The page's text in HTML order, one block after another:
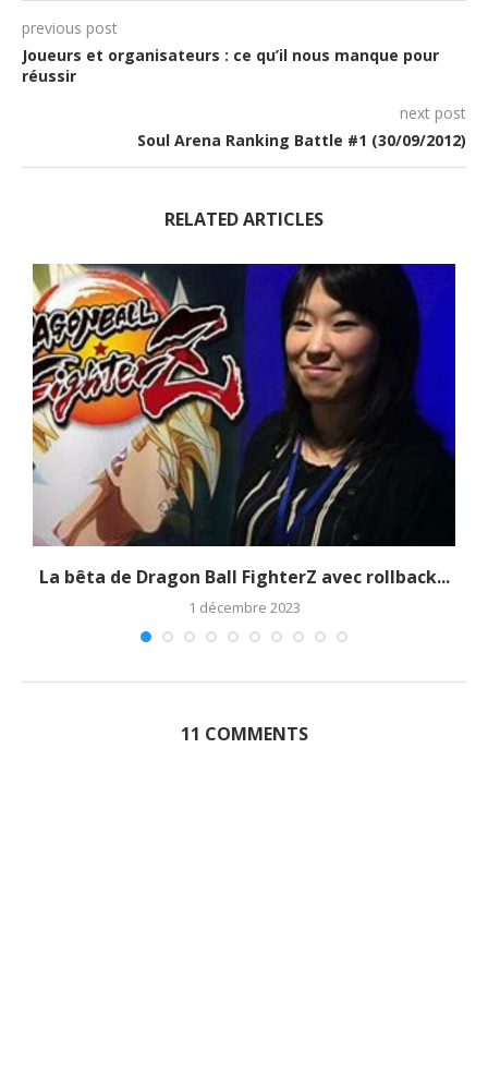
previous post
Joueurs et organisateurs : ce qu’il nous manque pour
réussir
next post
Soul Arena Ranking Battle #1 (30/09/2012)
RELATED ARTICLES
La bêta de Dragon Ball FighterZ avec rollback...
1 décembre 2023
11 COMMENTS